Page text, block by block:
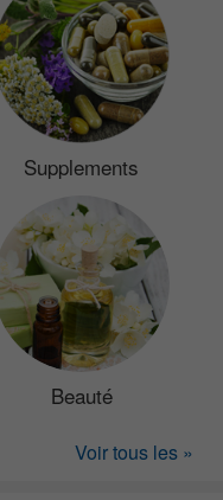
Supplements
Beauté
Voir tous les »